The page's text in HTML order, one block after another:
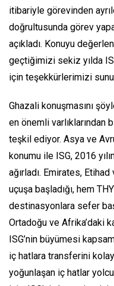
itibariyle görevinden
doğrultusunda görev
açıkladı. Konuyu
geçtiğimizi sekiz yılda
için teşekkürlerimizi
Ghazali konuşmasını
en önemli
teşkil ediyor. Asya ve
konumu ile ISG, 2016
ağırladı. Emirates,
uçuşa başladığı, hem
destinasyonlara sefer
Ortadoğu ve Afrika’daki
ISG’nin büyümesi
iç hatlara transferini
yoğunlaşan iç hatlar